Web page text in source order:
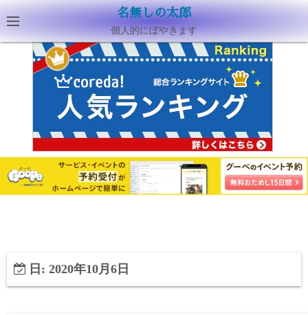
名無しの太郎
個人的にぼやきます
日: 2020年10月6日